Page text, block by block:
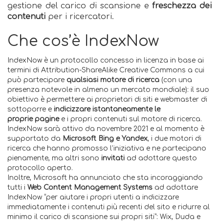
gestione del carico di scansione efreschezza dei
contenuti per i ricercatori.
Che cos’è IndexNow
IndexNow è un protocollo concesso in licenza in base ai
termini di Attribution-ShareAlike Creative Commons a cui
può partecipare qualsiasi motore di ricerca (con una
presenza notevole in almeno un mercato mondiale): il suo
obiettivo è permettere ai proprietari di siti e webmaster di
sottoporre e indicizzare istantaneamente le
proprie paginee i propri contenuti sul motore di ricerca.
IndexNow sarà attivo da novembre 2021 e al momento è
supportato da Microsoft Bing e Yandex, i due motori di
ricerca che hanno promosso l’iniziativa e ne partecipano
pienamente, ma altri sono invitati ad adottare questo
protocollo aperto.
Inoltre, Microsoft ha annunciato che sta incoraggiando
tutti i Web Content Management Systems ad adottare
IndexNow “per aiutare i propri utenti a indicizzare
immediatamente i contenuti più recenti del sito e ridurre al
minimo il carico di scansione sui propri siti”: Wix, Duda e